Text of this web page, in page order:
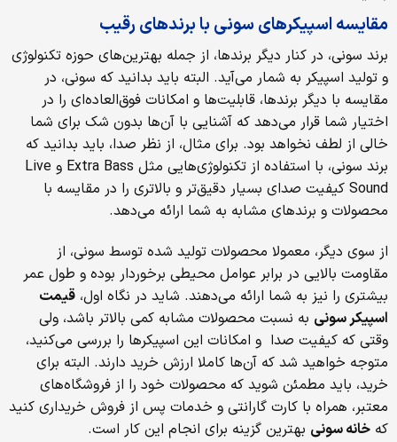
مقایسه اسپیکرهای سونی با برندهای رقیب
برند سونی، در کنار دیگر برندها، از جمله بهترین‌های حوزه تکنولوژی
و تولید اسپیکر به شمار می‌آید. البته باید بدانید که سونی، در
مقایسه با دیگر برندها، قابلیت‌ها و امکانات فوق‌العاده‌ای را در
اختیار شما قرار می‌دهد که آشنایی با آن‌ها بدون شک برای شما
خالی از لطف نخواهد بود. برای مثال، از نظر صدا، باید بدانید که
برند سونی، با استفاده از تکنولوژی‌هایی مثل Extra Bass و Live
Sound کیفیت صدای بسیار دقیق‌تر و بالاتری را در مقایسه با
محصولات و برندهای مشابه به شما ارائه می‌دهد.
از سوی دیگر، معمولا محصولات تولید شده توسط سونی، از
مقاومت بالایی در برابر عوامل محیطی برخوردار بوده و طول عمر
بیشتری را نیز به شما ارائه می‌دهند. شاید در نگاه اول، قیمت
اسپیکر سونی به نسبت محصولات مشابه کمی بالاتر باشد، ولی
وقتی که کیفیت صدا و امکانات این اسپیکرها را بررسی می‌کنید،
متوجه خواهید شد که آن‌ها کاملا ارزش خرید دارند. البته برای
خرید، باید مطمئن شوید که محصولات خود را از فروشگاه‌های
معتبر، همراه با کارت گارانتی و خدمات پس از فروش خریداری کنید
که خانه سونی بهترین گزینه برای انجام این کار است.